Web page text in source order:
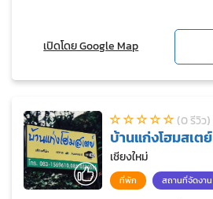
เปิดโดย Google Map
(0 รีวิว)
บ้านแก่งโฮมสเตย์
เชียงใหม่
ที่พัก สถานที่จัดงาน